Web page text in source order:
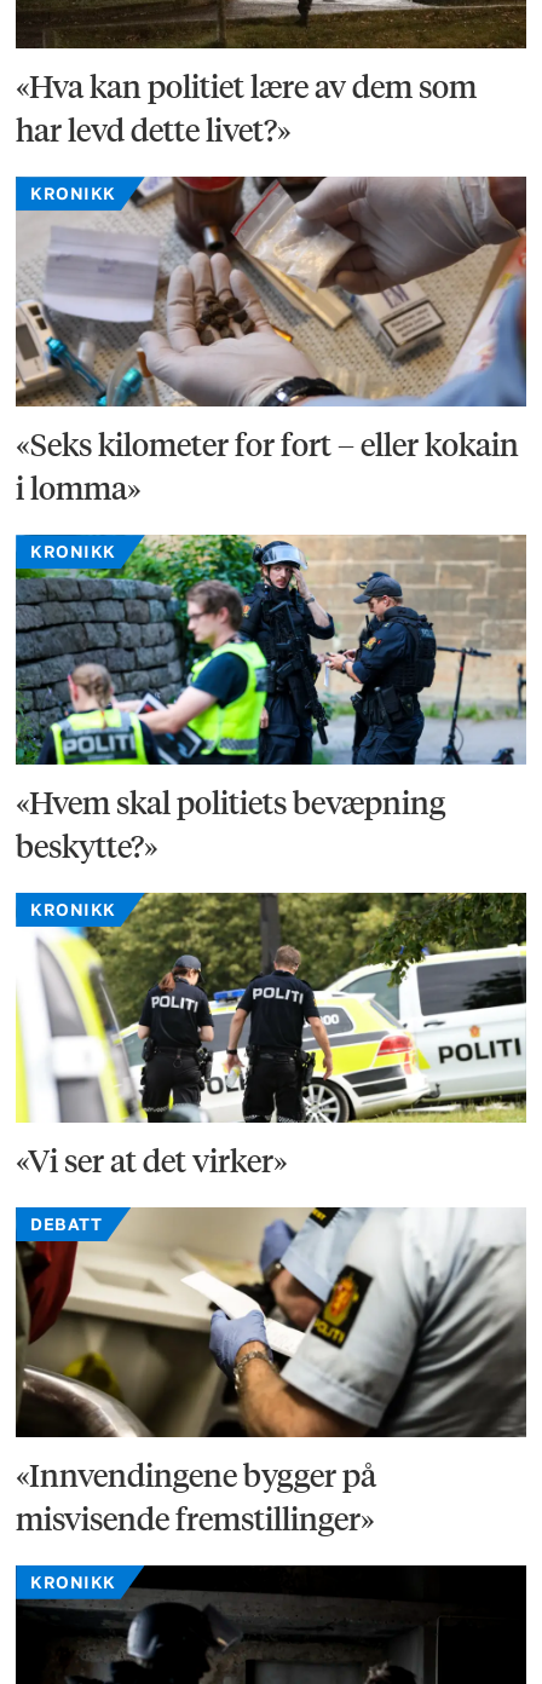
«Hva kan politiet lære av dem som
har levd dette livet?»
KRONIKK
«Seks kilometer for fort – eller kokain
i lomma»
KRONIKK
«Hvem skal politiets bevæpning
beskytte?»
KRONIKK
«Vi ser at det virker»
DEBATT
«Innvendingene bygger på
misvisende fremstillinger»
KRONIKK